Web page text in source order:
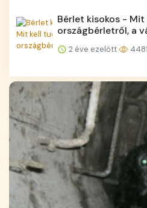
Bérlet kisokos -
országbérletről, a
2 éve ezelőtt 4481